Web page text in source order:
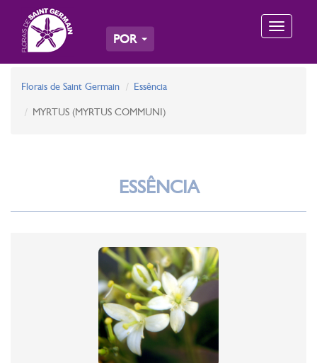
Toggle
POR
Florais de Saint Germain Essência
MYRTUS (MYRTUS COMMUNI)
ESSÊNCIA